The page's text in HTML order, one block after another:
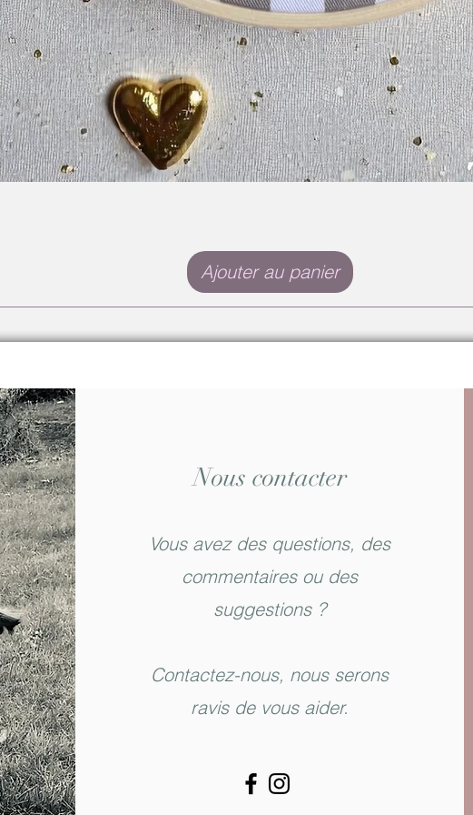
Ajouter au panier
Nous contacter
Vous avez des questions, des
commentaires ou des
suggestions ?
Contactez-nous, nous serons
ravis de vous aider.